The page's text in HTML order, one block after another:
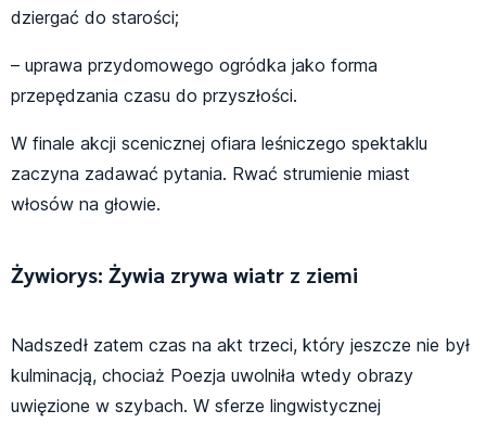
dziergać do starości;
– uprawa przydomowego ogródka jako forma
przepędzania czasu do przyszłości.
W finale akcji scenicznej ofiara leśniczego spektaklu
zaczyna zadawać pytania. Rwać strumienie miast
włosów na głowie.
Żywiorys: Żywia zrywa wiatr z ziemi
Nadszedł zatem czas na akt trzeci, który jeszcze nie był
kulminacją, chociaż Poezja uwolniła wtedy obrazy
uwięzione w szybach. W sferze lingwistycznej